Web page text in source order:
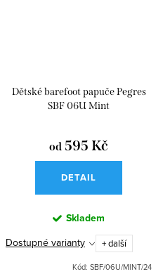
Dětské barefoot papuče Pegres
SBF 06U Mint
od 595 Kč
DETAIL
Skladem
Dostupné varianty + další
Kód: SBF/06U/MINT/24